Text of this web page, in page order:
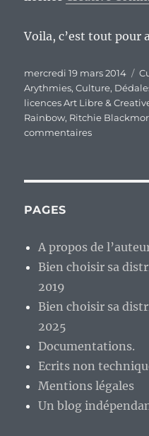
PAGES
A propos de
Bien choisir sa
2019
Bien choisir sa
Mentions légales
Recherche
pour :
ARCHIVES